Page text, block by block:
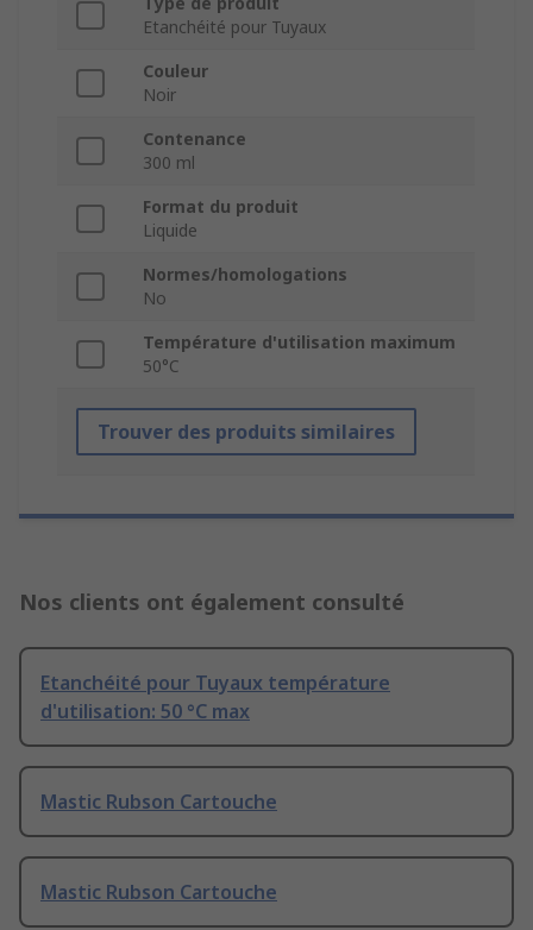
Etanchéité pour Tuyaux
Couleur
Noir
Contenance
300 ml
Format du produit
Liquide
Normes/homologations
No
Température d'utilisation maximum
50°C
Trouver des produits similaires
Nos clients ont également consulté
Etanchéité pour Tuyaux température
d'utilisation: 50 °C max
Mastic Rubson Cartouche
Mastic Rubson Cartouche